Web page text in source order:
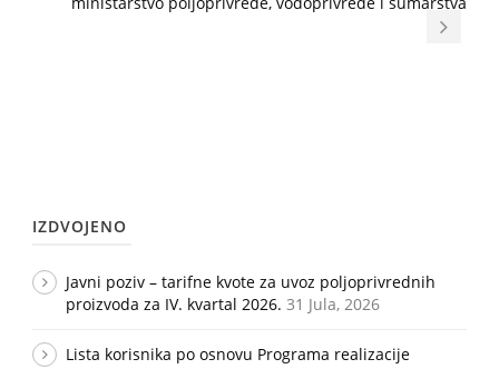
IZDVOJENO
Javni poziv – tarifne kvote za uvoz poljoprivrednih
proizvoda za IV. kvartal 2026. 31 Jula, 2026
Lista korisnika po osnovu Programa realizacije